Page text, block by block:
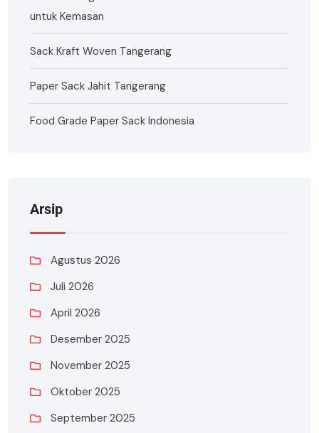
untuk Kemasan
Sack Kraft Woven Tangerang
Paper Sack Jahit Tangerang
Food Grade Paper Sack Indonesia
Arsip
Agustus 2026
Juli 2026
April 2026
Desember 2025
November 2025
Oktober 2025
September 2025